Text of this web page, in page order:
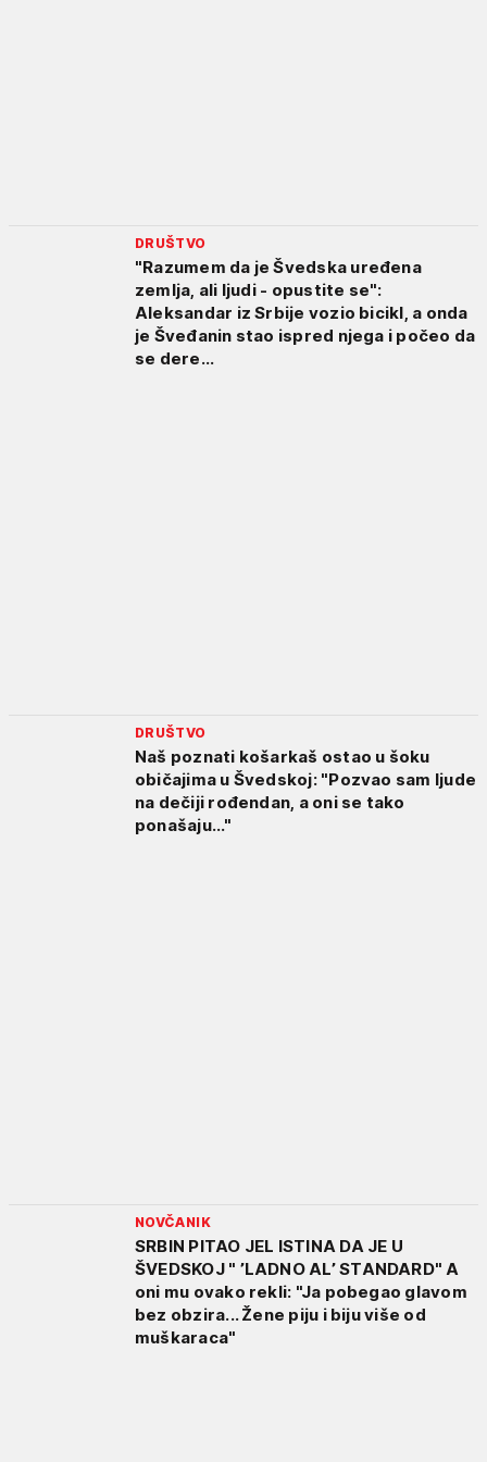
DRUŠTVO
"Razumem da je Švedska uređena
zemlja, ali ljudi - opustite se":
Aleksandar iz Srbije vozio bicikl, a onda
je Šveđanin stao ispred njega i počeo da
se dere...
DRUŠTVO
Naš poznati košarkaš ostao u šoku
običajima u Švedskoj: "Pozvao sam ljude
na dečiji rođendan, a oni se tako
ponašaju..."
NOVČANIK
SRBIN PITAO JEL ISTINA DA JE U
ŠVEDSKOJ " ’LADNO AL’ STANDARD" A
oni mu ovako rekli: "Ja pobegao glavom
bez obzira... Žene piju i biju više od
muškaraca"